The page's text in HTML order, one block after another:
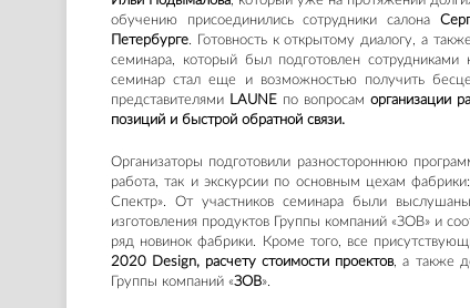
обучению присоединились сотрудники салона
Петербурге. Готовность к открытому диалогу, а
семинара, который был подготовлен сотрудниками
семинар стал еще и возможностью получить
представителями LAUNEпо вопросам организации
позиций и быстрой обратной связи.
Организаторы подготовили разностороннюю
работа, так и экскурсии по основным цехам
Спектр». От участников семинара были выслушаны
изготовления продуктов Группы компаний «ЗОВ» и
ряд новинок фабрики.
Кроме того, все
2020 Design, расчету стоимости проектов, а также
Группы компаний «ЗОВ».